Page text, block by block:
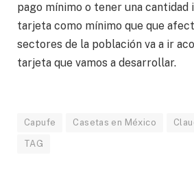
pago mínimo o tener una
tarjeta como mínimo que que
sectores de la población va a ir
tarjeta que vamos a desarrollar.
Capufe Casetas en México
TAG